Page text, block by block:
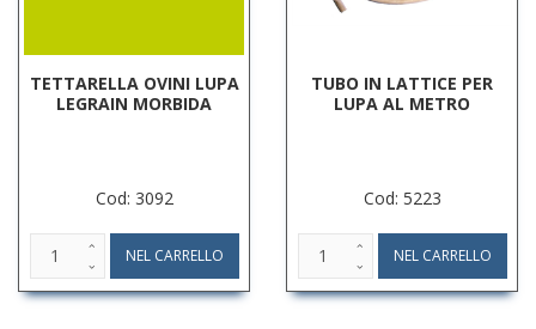
TETTARELLA OVINI LUPA
LEGRAIN MORBIDA
Cod: 3092
TUBO IN LATTICE PER
LUPA AL METRO
Cod: 5223